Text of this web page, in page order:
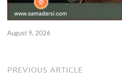
August 9, 2026
PREVIOUS ARTICLE